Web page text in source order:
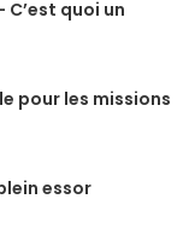
quoi un
pour les missions
essor